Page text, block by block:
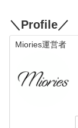
＼Profile／
Miories運営者